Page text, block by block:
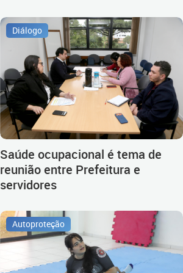
Diálogo
Saúde ocupacional é tema de
reunião entre Prefeitura e
servidores
Autoproteção